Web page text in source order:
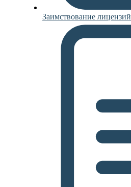
Заимствование лицензий